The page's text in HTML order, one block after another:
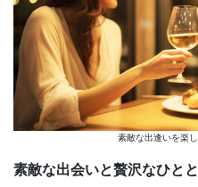
素敵な出逢いを楽
素敵な出会いと贅沢なひと